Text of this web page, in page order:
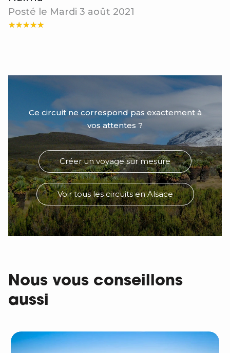
Posté le Mardi 3 août 2021
Ce circuit ne correspond pas exactement à
vos attentes ?
Créer un voyage sur mesure
Voir tous les circuits en Alsace
Nous vous conseillons
aussi